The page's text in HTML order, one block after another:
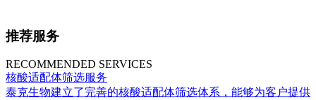
推荐服务
RECOMMENDED SERVICES
核酸适配体筛选服务
泰克生物建立了完善的核酸适配体筛选体系，能够为客户提供